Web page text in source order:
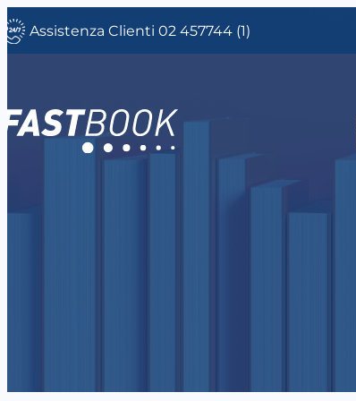
Vai
al
Assistenza Clienti 02 457744 (1)